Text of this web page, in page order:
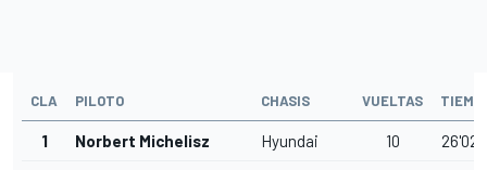
CLA PILOTO CHASIS VUELTAS
1 Norbert Michelisz Hyundai 10